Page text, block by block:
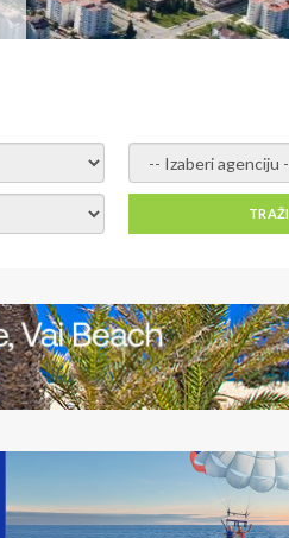
- izaberi agenciju -
TRAŽI